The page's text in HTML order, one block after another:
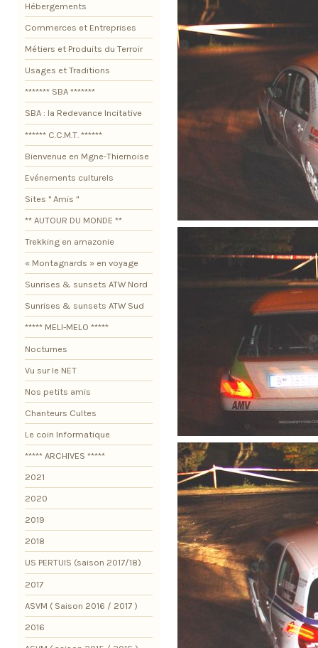
Hébergements
Commerces et Entreprises
Métiers et Produits du Terroir
Usages et Traditions
******* SBA *******
SBA : la Redevance Incitative
****** C.C.M.T. ******
Bienvenue en Mgne-Thiernoise
Evénements culturels
Sites " Amis "
** AUTOUR DU MONDE **
Trekking en amazonie
« Montagnards » en voyage
Sunrises & sunsets ATW Nord
Sunrises & sunsets ATW Sud
***** MELI-MELO *****
Nocturnes
Vu sur le NET
Nos petits amis
Chanteurs Cultes
Le coin Informatique
***** ARCHIVES *****
2021
2020
2019
2018
US PERTUIS (saison 2017/18)
2017
ASVM ( Saison 2016 / 2017 )
2016